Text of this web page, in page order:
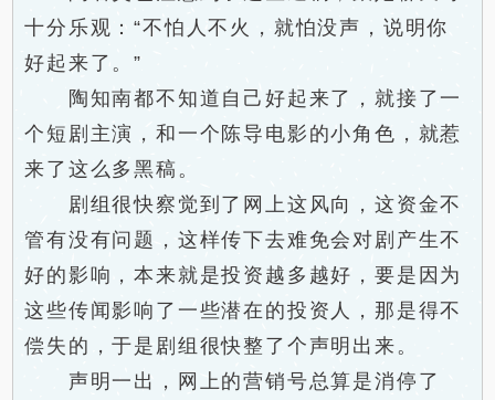
十分乐观：“不怕人不火，就怕没声，说明你
好起来了。”
陶知南都不知道自己好起来了，就接了一
个短剧主演，和一个陈导电影的小角色，就惹
来了这么多黑稿。
剧组很快察觉到了网上这风向，这资金不
管有没有问题，这样传下去难免会对剧产生不
好的影响，本来就是投资越多越好，要是因为
这些传闻影响了一些潜在的投资人，那是得不
偿失的，于是剧组很快整了个声明出来。
声明一出，网上的营销号总算是消停了